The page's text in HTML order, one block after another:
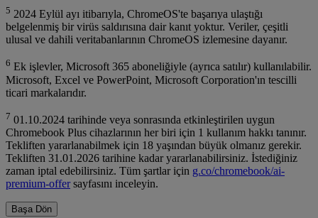
5 2024 Eylül ayı itibarıyla, ChromeOS'te başarıya ulaştığı
belgelenmiş bir virüs saldırısına dair kanıt yoktur. Veriler, çeşitli
ulusal ve dahili veritabanlarının ChromeOS izlemesine dayanır.
6 Ek işlevler, Microsoft 365 aboneliğiyle (ayrıca satılır) kullanılabilir.
Microsoft, Excel ve PowerPoint, Microsoft Corporation'ın tescilli
ticari markalarıdır.
7 01.10.2024 tarihinde veya sonrasında etkinleştirilen uygun
Chromebook Plus cihazlarının her biri için 1 kullanım hakkı tanınır.
Tekliften yararlanabilmek için 18 yaşından büyük olmanız gerekir.
Tekliften 31.01.2026 tarihine kadar yararlanabilirsiniz. İstediğiniz
zaman iptal edebilirsiniz. Tüm şartlar için g.co/chromebook/ai-
premium-offersayfasını inceleyin.
Başa Dön